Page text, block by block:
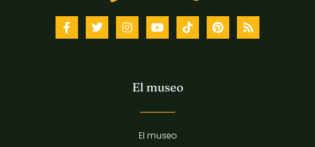
El museo
El museo